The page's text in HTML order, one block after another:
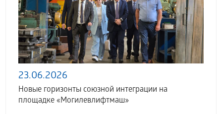
23.06.2026
Новые горизонты союзной интеграции на
площадке «Могилевлифтмаш»